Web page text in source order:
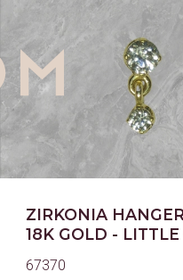
ZIRKONIA
18K GOLD - LITTLE
67370